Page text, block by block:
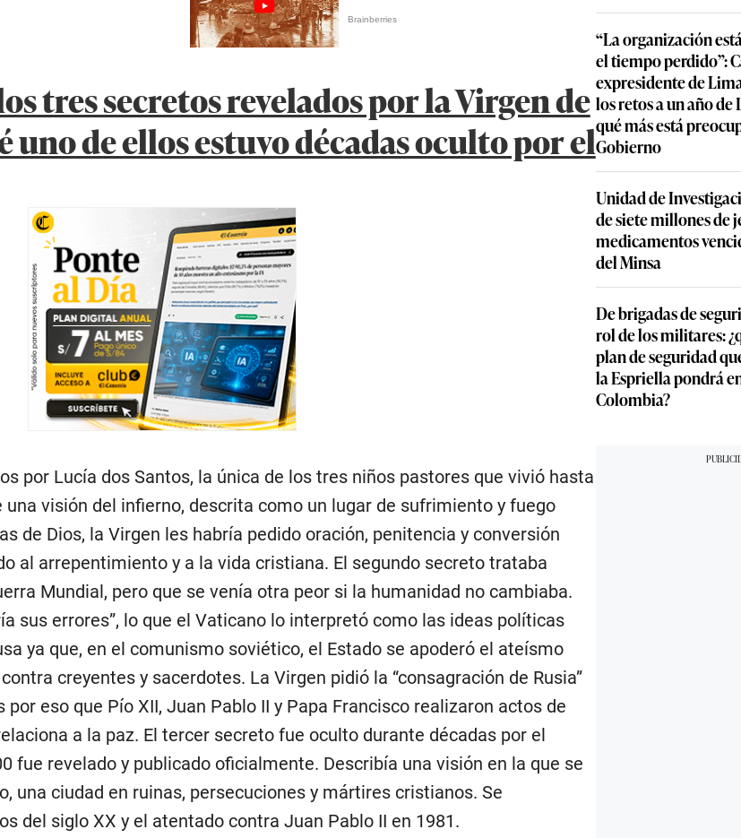
tres secretos revelados por la Virgen de
uno de ellos estuvo décadas oculto por el
por Lucía dos Santos, la única de los tres niños pastores que vivió hasta
visión del infierno, descrita como un lugar de sufrimiento y fuego
de Dios, la Virgen les habría pedido oración, penitencia y conversión
al arrepentimiento y a la vida cristiana. El segundo secreto trataba
Mundial, pero que se venía otra peor si la humanidad no cambiaba.
sus errores”, lo que el Vaticano lo interpretó como las ideas políticas
ya que, en el comunismo soviético, el Estado se apoderó el ateísmo
creyentes y sacerdotes. La Virgen pidió la “consagración de Rusia”
por eso que Pío XII, Juan Pablo II y Papa Francisco realizaron actos de
a la paz. El tercer secreto fue oculto durante décadas por el
fue revelado y publicado oficialmente. Describía una visión en la que se
una ciudad en ruinas, persecuciones y mártires cristianos. Se
del siglo XX y el atentado contra Juan Pablo II en 1981.
“La organización
el tiempo perdido”:
expresidente de
los retos a un año de
qué más está
Gobierno
Unidad de
de siete millones de
medicamentos
del Minsa
De brigadas de
rol de los militares:
plan de seguridad
la Espriella pondrá
Colombia?